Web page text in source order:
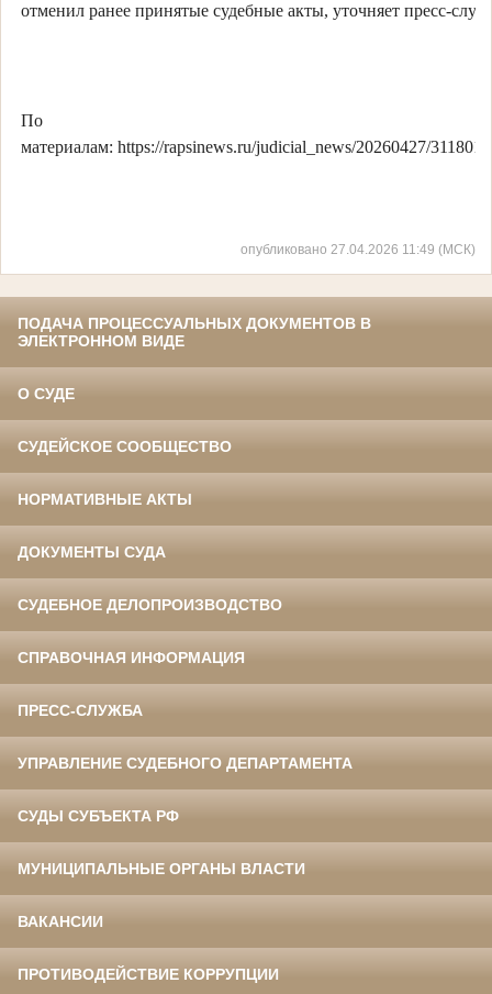
отменил ранее принятые судебные акты, уточняет пресс-
По
материалам: https://rapsinews.ru/judicial_news/20260427/
опубликовано 27.04.2026 11:49 (МСК)
ПОДАЧА ПРОЦЕССУАЛЬНЫХ ДОКУМЕНТОВ В
ЭЛЕКТРОННОМ ВИДЕ
О СУДЕ
СУДЕЙСКОЕ СООБЩЕСТВО
НОРМАТИВНЫЕ АКТЫ
ДОКУМЕНТЫ СУДА
СУДЕБНОЕ ДЕЛОПРОИЗВОДСТВО
СПРАВОЧНАЯ ИНФОРМАЦИЯ
ПРЕСС-СЛУЖБА
УПРАВЛЕНИЕ СУДЕБНОГО ДЕПАРТАМЕНТА
СУДЫ СУБЪЕКТА РФ
МУНИЦИПАЛЬНЫЕ ОРГАНЫ ВЛАСТИ
ВАКАНСИИ
ПРОТИВОДЕЙСТВИЕ КОРРУПЦИИ